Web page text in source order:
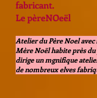
fabricant.
Le pèreNOeël
Atelier du Père Noel avec
Mère Noël habite près
dirige un mgnifique
de nombreux elves